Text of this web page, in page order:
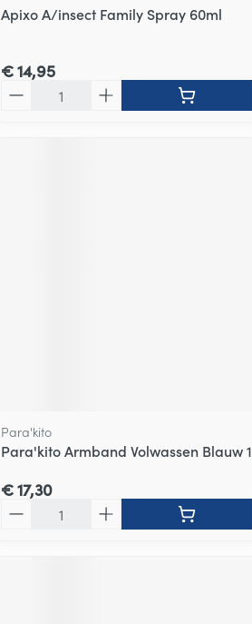
Apixo A/insect Family Spray 60ml
€ 14,95
Para'kito
Para'kito Armband Volwassen Blauw 1
€ 17,30